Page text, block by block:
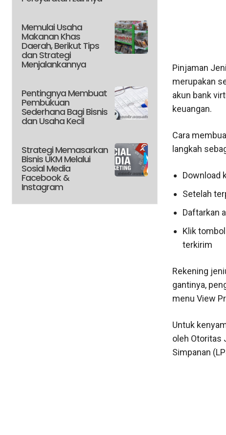
Memulai Usaha
Makanan Khas
Daerah, Berikut Tips
dan Strategi
Menjalankannya
Pentingnya Membuat
Pembukuan
Sederhana Bagi Bisnis
dan Usaha Kecil
Strategi Memasarkan
Bisnis UKM Melalui
Sosial Media
Facebook &
Instagram
Pinjaman
merupakan
akun bank
keuangan.
Cara
langkah
Download
Setelah
Daftarkan
Klik
terkirim
Rekening
gantinya,
menu View
Untuk
oleh Otoritas
Simpanan